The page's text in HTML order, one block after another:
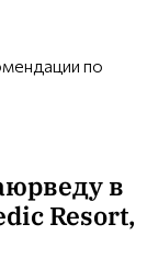
по
в
Resort,